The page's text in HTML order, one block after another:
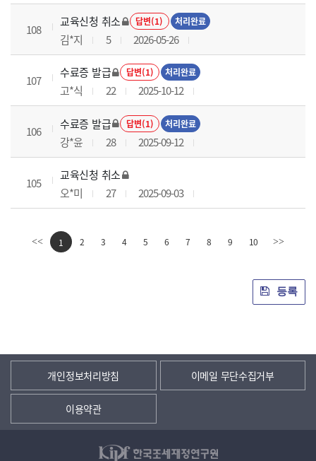
108
교육신청 취소 답변(1) 처리완료
김*지 5 2026-05-26
107
수료증 발급 답변(1) 처리완료
고*식 22 2025-10-12
106
수료증 발급 답변(1) 처리완료
강*윤 28 2025-09-12
105
교육신청 취소
오*미
27 2025-09-03
<< 1 2 3 4 5 6 7 8 9 10 >>
등록
개인정보처리방침 이메일 무단수집거부
이용약관